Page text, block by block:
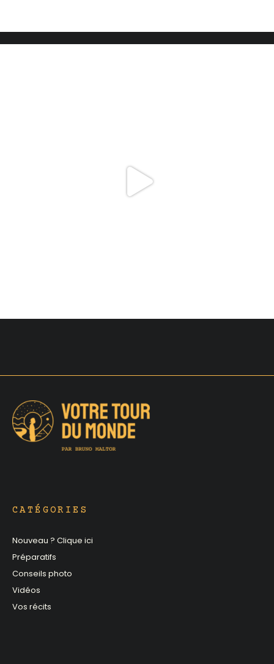
CATÉGORIES
Nouveau ? Clique ici
Préparatifs
Conseils photo
Vidéos
Vos récits